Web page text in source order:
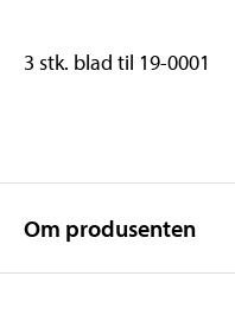
3 stk. blad til 19-0001
Om produsenten